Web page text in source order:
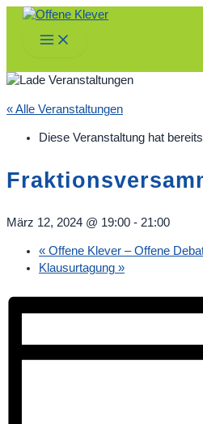
Zum
springen
Main
Menu
« Alle Veranstaltungen
Diese Veranstaltung hat
März 12, 2024 @ 19:00 - 21:00
« Offene Klever – Offene
Klausurtagung »